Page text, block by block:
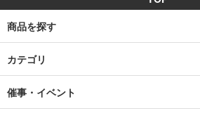
商品を探す
カテゴリ
催事・イベント